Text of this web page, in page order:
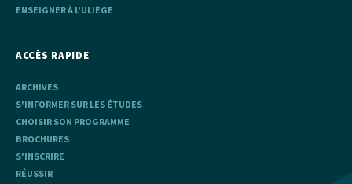
ENSEIGNER À L'ULIÈGE
ACCÈS RAPIDE
ARCHIVES
S'INFORMER SUR LES ÉTUDES
CHOISIR SON PROGRAMME
BROCHURES
S'INSCRIRE
RÉUSSIR